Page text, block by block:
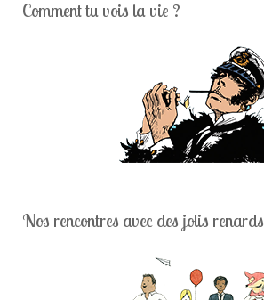
Comment tu vois la vie ?
Nos rencontres avec des jolis renards